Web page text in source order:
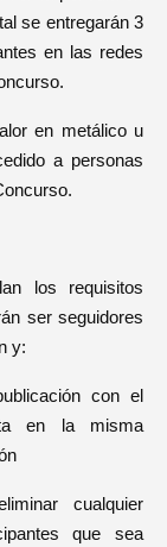
se entregarán 3
en las redes
en metálico u
a personas
los requisitos
ser seguidores
y:
con el
en la misma
cualquier
que sea